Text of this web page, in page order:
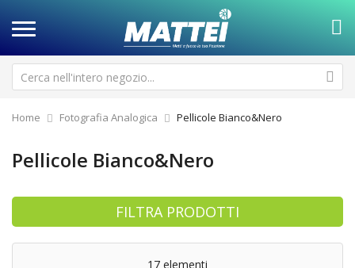
Home Fotografia Analogica Pellicole Bianco&Nero
Pellicole Bianco&Nero
FILTRA PRODOTTI
17 elementi